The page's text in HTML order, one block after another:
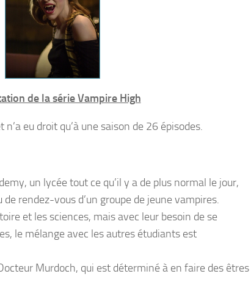
de la série Vampire High
eu droit qu’à une saison de 26 épisodes.
un lycée tout ce qu’il y a de plus normal le jour,
rendez-vous d’un groupe de jeune vampires.
et les sciences, mais avec leur besoin de se
le mélange avec les autres étudiants est
Murdoch, qui est déterminé à en faire des êtres